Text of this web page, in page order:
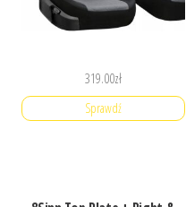
319.00zł
Sprawdź